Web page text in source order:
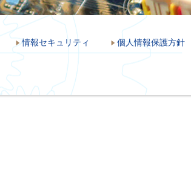
情報セキュリティ 個人情報保護方針